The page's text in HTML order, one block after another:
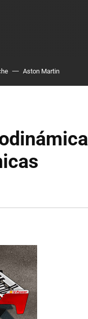
Aston Martin